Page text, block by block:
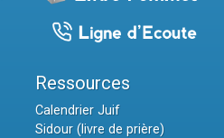
Ressources
Calendrier Juif
Sidour (livre de prière)